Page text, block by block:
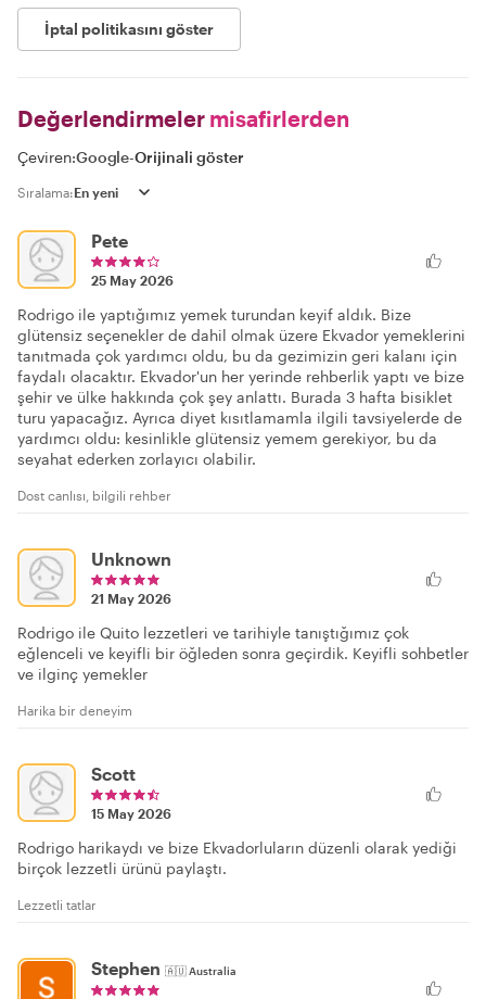
İptal politikasını göster
Değerlendirmeler misafirlerden
Çeviren:Google-Orijinali göster
Sıralama:
Pete
25 May 2026
Rodrigo ile yaptığımız yemek turundan keyif aldık. Bize
glütensiz seçenekler de dahil olmak üzere Ekvador yemeklerini
tanıtmada çok yardımcı oldu, bu da gezimizin geri kalanı için
faydalı olacaktır. Ekvador'un her yerinde rehberlik yaptı ve bize
şehir ve ülke hakkında çok şey anlattı. Burada 3 hafta bisiklet
turu yapacağız. Ayrıca diyet kısıtlamamla ilgili tavsiyelerde de
yardımcı oldu: kesinlikle glütensiz yemem gerekiyor, bu da
seyahat ederken zorlayıcı olabilir.
Dost canlısı, bilgili rehber
Unknown
21 May 2026
Rodrigo ile Quito lezzetleri ve tarihiyle tanıştığımız çok
eğlenceli ve keyifli bir öğleden sonra geçirdik. Keyifli sohbetler
ve ilginç yemekler
Harika bir deneyim
Scott
15 May 2026
Rodrigo harikaydı ve bize Ekvadorluların düzenli olarak yediği
birçok lezzetli ürünü paylaştı.
Lezzetli tatlar
Stephen 🇦🇺Australia